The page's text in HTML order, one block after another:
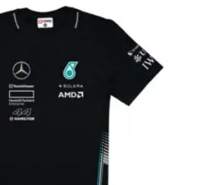
de
precios:
hasta
$80.000